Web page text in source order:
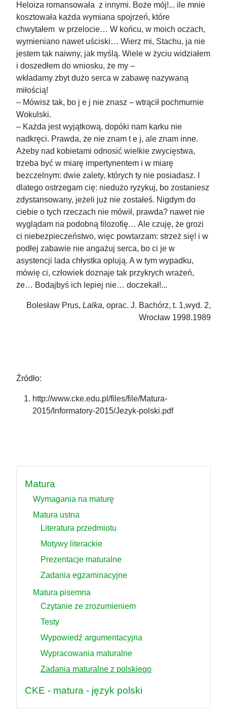
Heloiza romansowała z innymi. Boże mój!... ile mnie
kosztowała każda wymiana spojrzeń, które
chwytałem w przelocie… W końcu, w moich oczach,
wymieniano nawet uściski… Wierz mi, Stachu, ja nie
jestem tak naiwny, jak myślą. Wiele w życiu widziałem
i doszedłem do wniosku, że my –
wkładamy zbyt dużo serca w zabawę nazywaną
miłością!
– Mówisz tak, bo j e j nie znasz – wtrącił pochmurnie
Wokulski.
– Każda jest wyjątkową, dopóki nam karku nie
nadkręci. Prawda, że nie znam t e j, ale znam inne.
Ażeby nad kobietami odnosić wielkie zwycięstwa,
trzeba być w miarę impertynentem i w miarę
bezczelnym: dwie zalety, których ty nie posiadasz. I
dlatego ostrzegam cię: niedużo ryzykuj, bo zostaniesz
zdystansowany, jeżeli już nie zostałeś. Nigdym do
ciebie o tych rzeczach nie mówił, prawda? nawet nie
wyglądam na podobną filozofię… Ale czuję, że grozi
ci niebezpieczeństwo, więc powtarzam: strzeż się! i w
podłej zabawie nie angażuj serca, bo ci je w
asystencji lada chłystka oplują. A w tym wypadku,
mówię ci, człowiek doznaje tak przykrych wrażeń,
że… Bodajbyś ich lepiej nie… doczekał!...
Bolesław Prus, Lalka, oprac. J. Bachórz, t. 1,wyd. 2,
Wrocław 1998.1989
Źródło:
http://www.cke.edu.pl/files/file/Matura-
2015/Informatory-2015/Jezyk-polski.pdf
Matura
Wymagania na maturę
Matura ustna
Literatura przedmiotu
Motywy literackie
Prezentacje maturalne
Zadania egzaminacyjne
Matura pisemna
Czytanie ze zrozumieniem
Testy
Wypowiedź argumentacyjna
Wypracowania maturalne
Zadania maturalne z polskiego
CKE - matura - język polski